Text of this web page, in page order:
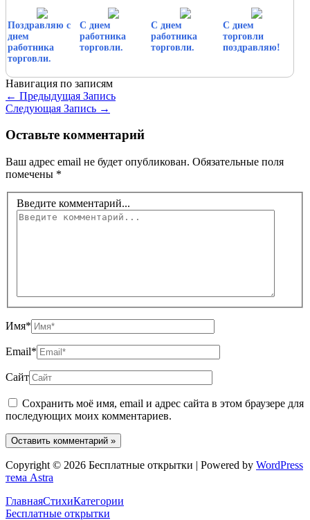
Поздравляю с
днем
работника
торговли.
С днем
работника
торговли.
С днем
работника
торговли.
С днем
торговли
поздравляю!
Навигация по записям
← Предыдущая Запись
Следующая Запись →
Оставьте комментарий
Ваш адрес email не будет опубликован. Обязательные поля
помечены *
Введите комментарий...
Имя*
Email*
Сайт
Сохранить моё имя, email и адрес сайта в этом браузере для
последующих моих комментариев.
Copyright © 2026 Бесплатные открытки | Powered by WordPress
тема Astra
ГлавнаяСтихиКатегории
Бесплатные открытки